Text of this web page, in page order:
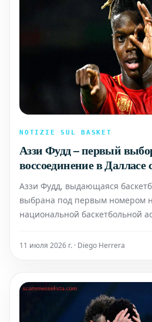
NOTIZIE SUL BASKET
Аззи Фудд – первый
воссоединение в
Аззи Фудд, выдающаяся
выбрана под первым номером
национальной баскетбольной
воссоединится с Пейдж
11 июля 2026 г. · Diego Herrera